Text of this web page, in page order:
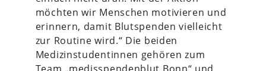
möchten wir Menschen motivieren und
erinnern, damit Blutspenden vielleicht
zur Routine wird.“ Die beiden
Medizinstudentinnen gehören zum